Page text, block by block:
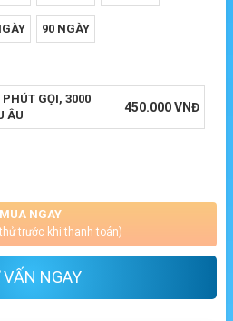
90 NGÀY
PHÚT GỌI, 3000
ÂU
450.000VNĐ
MUA NGAY
trước khi thanh toán)
NGAY